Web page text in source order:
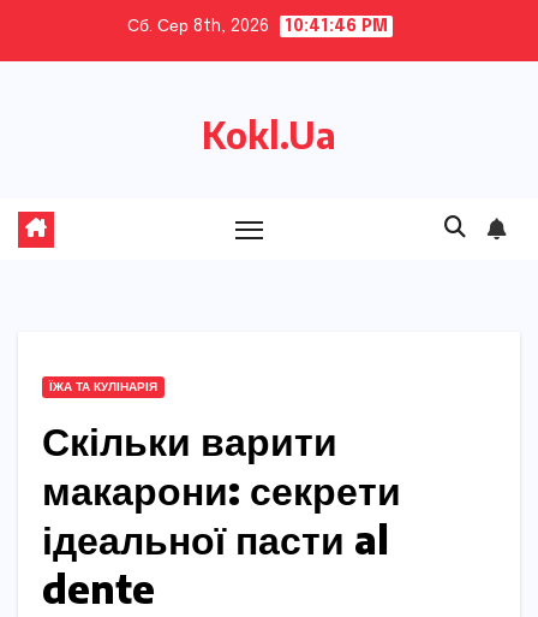
Сб. Сер 8th, 2026 10:41:47 PM
Kokl.Ua
ЇЖА ТА КУЛІНАРІЯ
Скільки варити
макарони: секрети
ідеальної пасти al
dente